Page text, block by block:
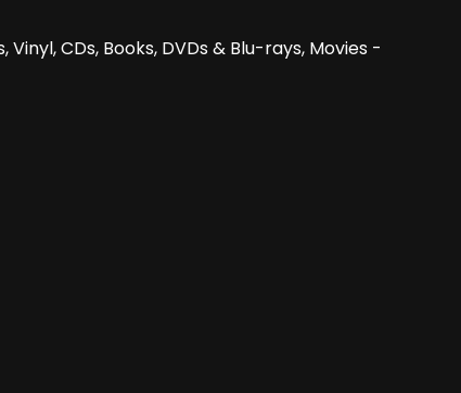
Vinyl, CDs, Books, DVDs & Blu-rays, Movies -